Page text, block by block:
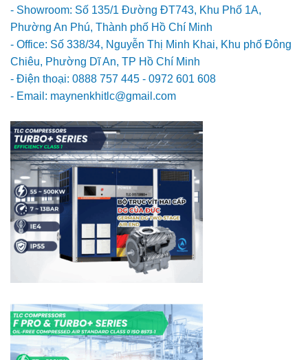
- Showroom: Số 135/1 Đường ĐT743, Khu Phố 1A,
Phường An Phú, Thành phố Hồ Chí Minh
- Office: Số 338/34, Nguyễn Thị Minh Khai, Khu phố Đông
Chiêu, Phường Dĩ An, TP Hồ Chí Minh
- Điện thoại: 0888 757 445 - 0972 601 608
- Email: maynenkhitlc@gmail.com